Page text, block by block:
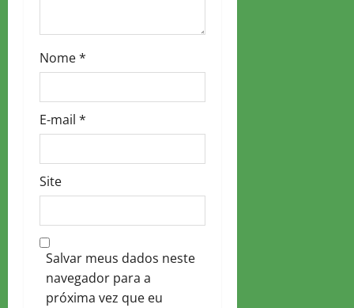
Nome*
E-mail *
Site
Salvar meus dados neste
navegador para a
próxima vez que eu